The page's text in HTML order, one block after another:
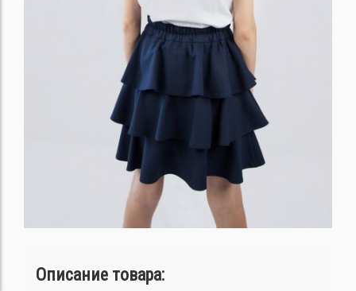
Описание товара: